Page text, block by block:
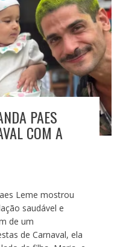
PAES
COM A
Leme mostrou
saudável e
de um
de Carnaval, ela